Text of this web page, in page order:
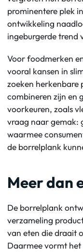
prominentere plek
ontwikkeling
ingeburgerde trend
Voor foodmerken
vooral kansen in
zoeken herkenbare
combineren zijn en
voorkeuren, zoals
vraag naargemak:
waarmee
de borrelplank
Meer dan
De borrelplank
verzameling
van eten die draait
Daarmee vormt